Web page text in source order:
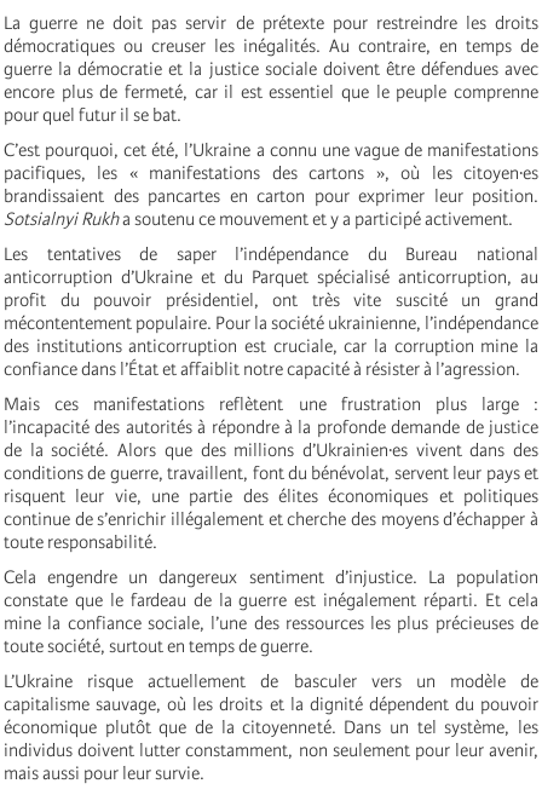
La guerre ne doit pas servir de prétexte pour restreindre les droits
démocratiques ou creuser les inégalités. Au contraire, en temps de
guerre la démocratie et la justice sociale doivent être défendues avec
encore plus de fermeté, car il est essentiel que le peuple comprenne
pour quel futur il se bat.
C’est pourquoi, cet été, l’Ukraine a connu une vague de manifestations
pacifiques, les « manifestations des cartons », où les citoyen·es
brandissaient des pancartes en carton pour exprimer leur position.
Sotsialnyi Rukha soutenu ce mouvement et y a participé activement.
Les tentatives de saper l’indépendance du Bureau national
anticorruption d’Ukraine et du Parquet spécialisé anticorruption, au
profit du pouvoir présidentiel, ont très vite suscité un grand
mécontentement populaire. Pour la société ukrainienne, l’indépendance
des institutions anticorruption est cruciale, car la corruption mine la
confiance dans l’État et affaiblit notre capacité à résister à l’agression.
Mais ces manifestations reflètent une frustration plus large :
l’incapacité des autorités à répondre à la profonde demande de justice
de la société. Alors que des millions d’Ukrainien·es vivent dans des
conditions de guerre, travaillent, font du bénévolat, servent leur pays et
risquent leur vie, une partie des élites économiques et politiques
continue de s’enrichir illégalement et cherche des moyens d’échapper à
toute responsabilité.
Cela engendre un dangereux sentiment d’injustice. La population
constate que le fardeau de la guerre est inégalement réparti. Et cela
mine la confiance sociale, l’une des ressources les plus précieuses de
toute société, surtout en temps de guerre.
L’Ukraine risque actuellement de basculer vers un modèle de
capitalisme sauvage, où les droits et la dignité dépendent du pouvoir
économique plutôt que de la citoyenneté. Dans un tel système, les
individus doivent lutter constamment, non seulement pour leur avenir,
mais aussi pour leur survie.